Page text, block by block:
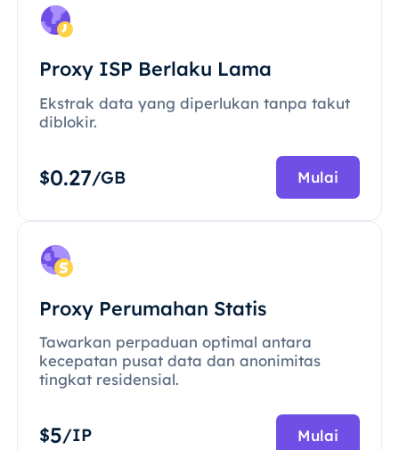
Proxy ISP Berlaku Lama
Ekstrak data yang diperlukan tanpa takut
diblokir.
$0.27/GB Mulai
Proxy Perumahan Statis
Tawarkan perpaduan optimal antara
kecepatan pusat data dan anonimitas
tingkat residensial.
$5/IP Mulai